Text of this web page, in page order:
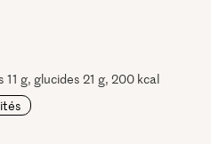
g, glucides 21 g, 200 kcal